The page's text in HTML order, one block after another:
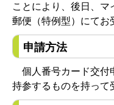
ことにより、後日、
郵便（特例型）にてお
申請方法
個人番号カード交付
持参するものを持って